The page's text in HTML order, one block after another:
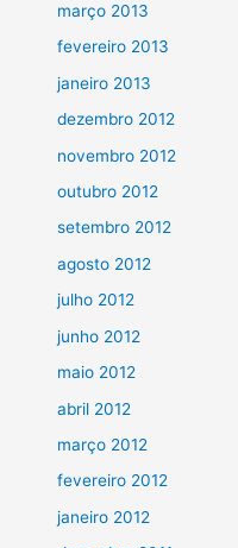
março 2013
fevereiro 2013
janeiro 2013
dezembro 2012
novembro 2012
outubro 2012
setembro 2012
agosto 2012
julho 2012
junho 2012
maio 2012
abril 2012
março 2012
fevereiro 2012
janeiro 2012